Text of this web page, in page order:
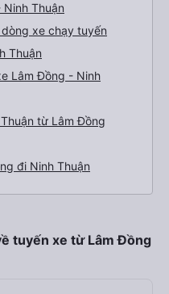
Thuận
xe chạy tuyến
Thuận
Lâm Đồng - Ninh
từ Lâm Đồng
đi Ninh Thuận
tuyến xe từ Lâm Đồng